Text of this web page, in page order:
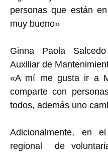
personas que están
muy bueno»
Ginna Paola
Auxiliar de
«A mí me gusta ir a
comparte con
todos, además uno
Adicionalmente, en
regional de